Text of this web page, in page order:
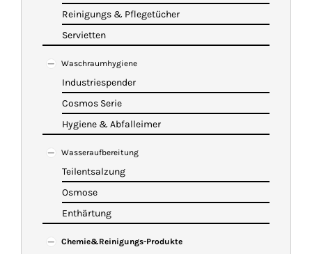
Reinigungs & Pflegetücher
Servietten
Waschraumhygiene
Industriespender
Cosmos Serie
Hygiene & Abfalleimer
Wasseraufbereitung
Teilentsalzung
Osmose
Enthärtung
Chemie&Reinigungs-Produkte